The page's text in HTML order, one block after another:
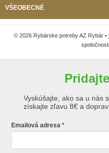
VŠEOBECNÉ
© 2026 Rybárske potreby AZ Rybár •
spoločnosti
Vyskúšajte, ako sa u nás
získajte zľavu 8€ a
Emailová adresa